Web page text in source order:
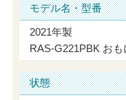
モデル名・型番
2021年製
RAS-G221PBK おも
状態